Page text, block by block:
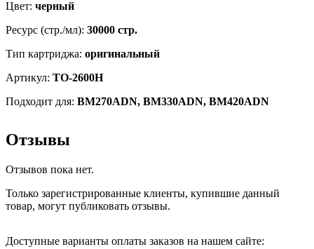
Цвет: черный
Ресурс (стр./мл): 30000 стр.
Тип картриджа: оригинальный
Артикул: TO-2600H
Подходит для: BM270ADN, BM330ADN, BM420ADN
Отзывы
Отзывов пока нет.
Только зарегистрированные клиенты, купившие данный
товар, могут публиковать отзывы.
Доступные варианты оплаты заказов на нашем сайте: